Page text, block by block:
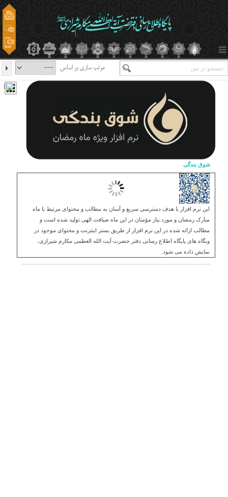
مرتب سازی بر اساس
شوق بندگی
این نرم افزار با هدف دسترسی سریع و آسان به مطالب و محتوای مرتبط با ماه
مبارک رمضان و مورد نیاز مؤمنان در این ماه ضیافت الهی تولید شده است و
مطالب ارائه شده در این نرم افزار از طریق بستر اینترنت و محتوای موجود در
وبگاه های پایگاه اطلاع رسانی دفتر حضرت آیت الله العظمی مکارم شیرازی،
نمایش داده می شود.